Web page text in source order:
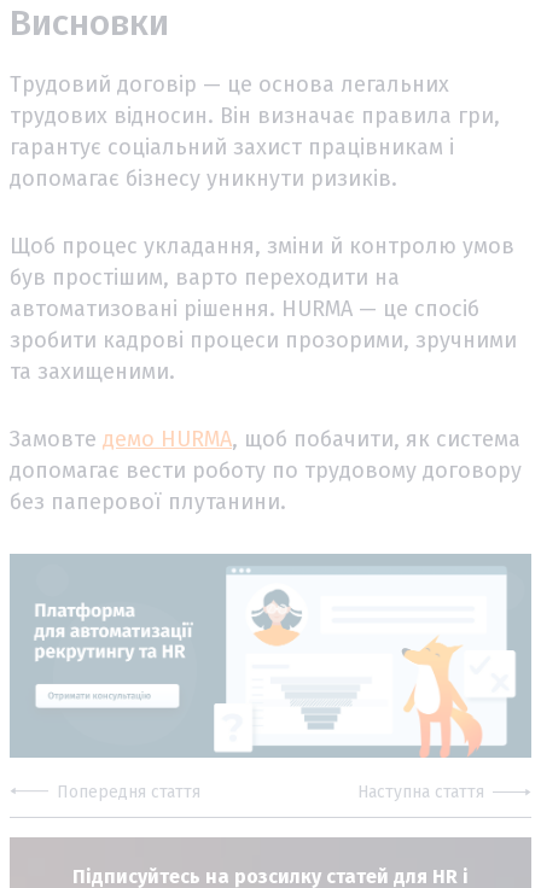
Висновки
Трудовий договір — це основа легальних
трудових відносин. Він визначає правила гри,
гарантує соціальний захист працівникам і
допомагає бізнесу уникнути ризиків.
Щоб процес укладання, зміни й контролю умов
був простішим, варто переходити на
автоматизовані рішення. HURMA — це спосіб
зробити кадрові процеси прозорими, зручними
та захищеними.
Замовте демо HURMA, щоб побачити, як система
допомагає вести роботу по трудовому договору
без паперової плутанини.
Попередня стаття Наступна стаття
Підписуйтесь на розсилку статей для HR і